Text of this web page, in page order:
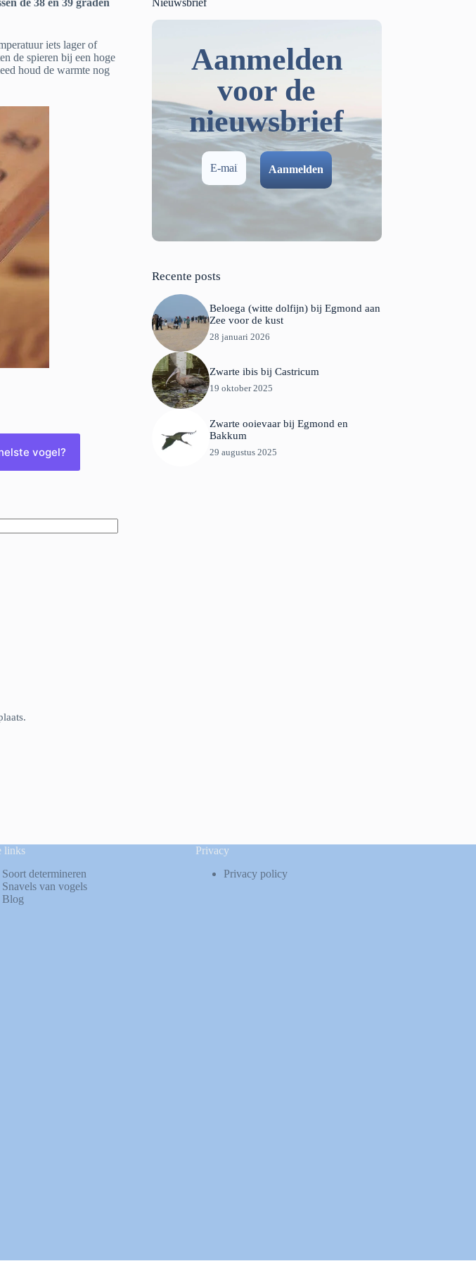
de 38 en 39 graden
iets lager of
de spieren bij een hoge
houd de warmte nog
vogel?
Nieuwsbrief
Aanmelden
voor de
nieuwsbrief
Recente posts
Beloega (witte dolfijn) bij Egmond aan
Zee voor de kust
28 januari 2026
Zwarte ibis bij Castricum
19 oktober 2025
Zwarte ooievaar bij Egmond en
Bakkum
29 augustus 2025
links
Soort determineren
Snavels van vogels
Blog
Privacy
Privacy policy